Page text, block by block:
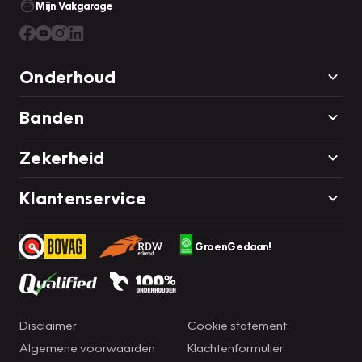
aansprakelijk worden gesteld voor de inhoud en
volledigheid van de verstrekte informatie.
Mijn Vakgarage
Onderhoud
Banden
Zekerheid
Klantenservice
GroenGedaan!
Disclaimer
Algemene voorwaarden
Cookie statement
Klachtenformulier